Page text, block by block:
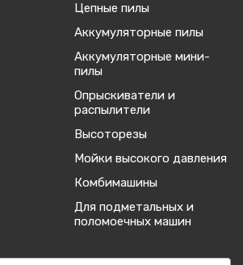
Цепные пилы
Аккумуляторные пилы
Аккумуляторные мини-
пилы
Опрыскиватели и
распылители
Высоторезы
Мойки высокого давления
Комбимашины
Для подметальных и
поломоечных машин